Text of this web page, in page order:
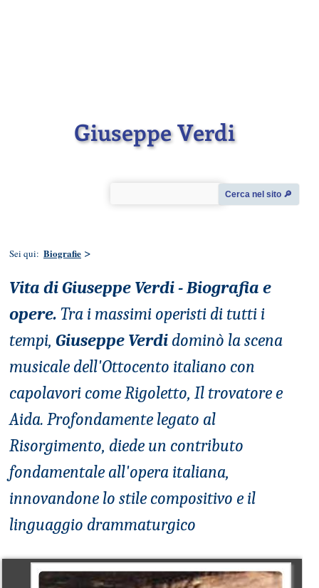
Giuseppe Verdi
Cerca nel sito 🔎︎
Sei qui: Biografie >
Vita di Giuseppe Verdi - Biografia e
opere. Tra i massimi operisti di tutti i
tempi, Giuseppe Verdi dominò la scena
musicale dell'Ottocento italiano con
capolavori come Rigoletto, Il trovatore e
Aida. Profondamente legato al
Risorgimento, diede un contributo
fondamentale all'opera italiana,
innovandone lo stile compositivo e il
linguaggio drammaturgico